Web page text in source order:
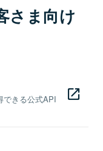
さま向け
できる公式API